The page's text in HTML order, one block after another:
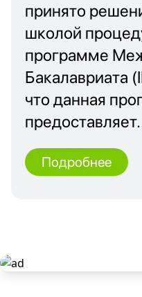
принято
школой
программе
Бакалавриата
что данная
Подробнее